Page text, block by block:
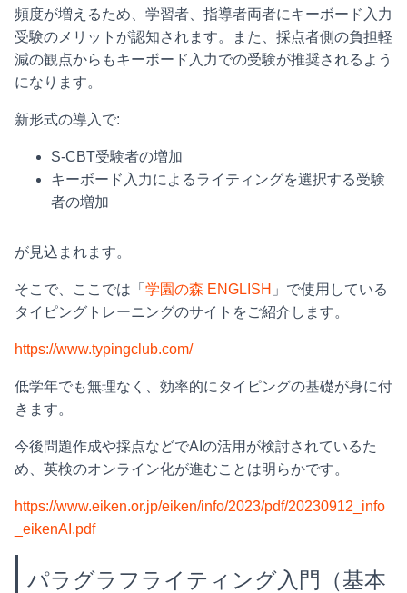
頻度が増えるため、学習者、指導者両者にキーボード入力
受験のメリットが認知されます。また、採点者側の負担軽
減の観点からもキーボード入力での受験が推奨されるよう
になります。
新形式の導入で:
S-CBT受験者の増加
キーボード入力によるライティングを選択する受験
者の増加
が見込まれます。
そこで、ここでは「 学園の森 ENGLISH 」で使用している
タイピングトレーニングのサイトをご紹介します。
https://www.typingclub.com/
低学年でも無理なく、効率的にタイピングの基礎が身に付
きます。
今後問題作成や採点などでAIの活用が検討されているた
め、英検のオンライン化が進むことは明らかです。
https://www.eiken.or.jp/eiken/info/2023/pdf/20230912_info
_eikenAI.pdf
パラグラフライティング入門（基本